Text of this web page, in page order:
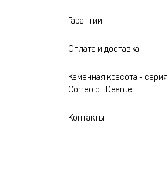
Гарантии
Оплата и доставка
Каменная красота - серия
Correo от Deante
Контакты